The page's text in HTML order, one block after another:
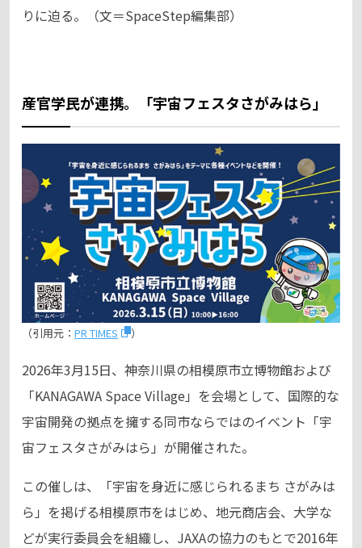
りに迫る。（文＝SpaceStep編集部）
産官学民が連携。「宇宙フェスタさがみはら」
（引用元： PR TIMES ）
2026年3月15日、神奈川県の相模原市立博物館および
「KANAGAWA Space Village」を会場として、国際的な
宇宙開発の拠点を擁する同市ならではのイベント「宇
宙フェスタさがみはら」が開催された。
この催しは、「宇宙を身近に感じられるまち さがみは
ら」を掲げる相模原市をはじめ、地元商店会、大学な
どが実行委員会を組織し、JAXAの協力のもとで2016年